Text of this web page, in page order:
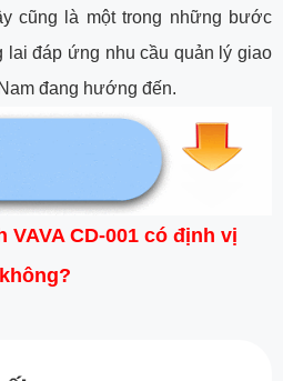
cũng là một trong những bước
lai đáp ứng nhu cầu quản lý giao
đang hướng đến.
VAVA CD-001 có định vị
không?